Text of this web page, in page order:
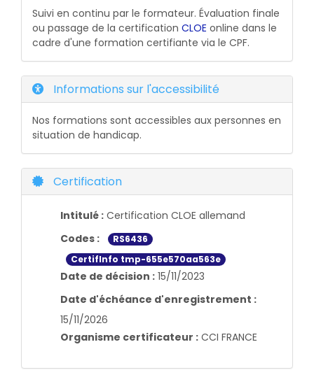
Suivi en continu par le formateur. Évaluation finale
ou passage de la certification CLOE online dans le
cadre d'une formation certifiante via le CPF.
Informations sur l'accessibilité
Nos formations sont accessibles aux personnes en
situation de handicap.
Certification
Intitulé : Certification CLOE allemand
Codes :
RS6436
CertifInfo tmp-655e570aa563e
Date de décision : 15/11/2023
Date d'échéance d'enregistrement :
15/11/2026
Organisme certificateur : CCI FRANCE